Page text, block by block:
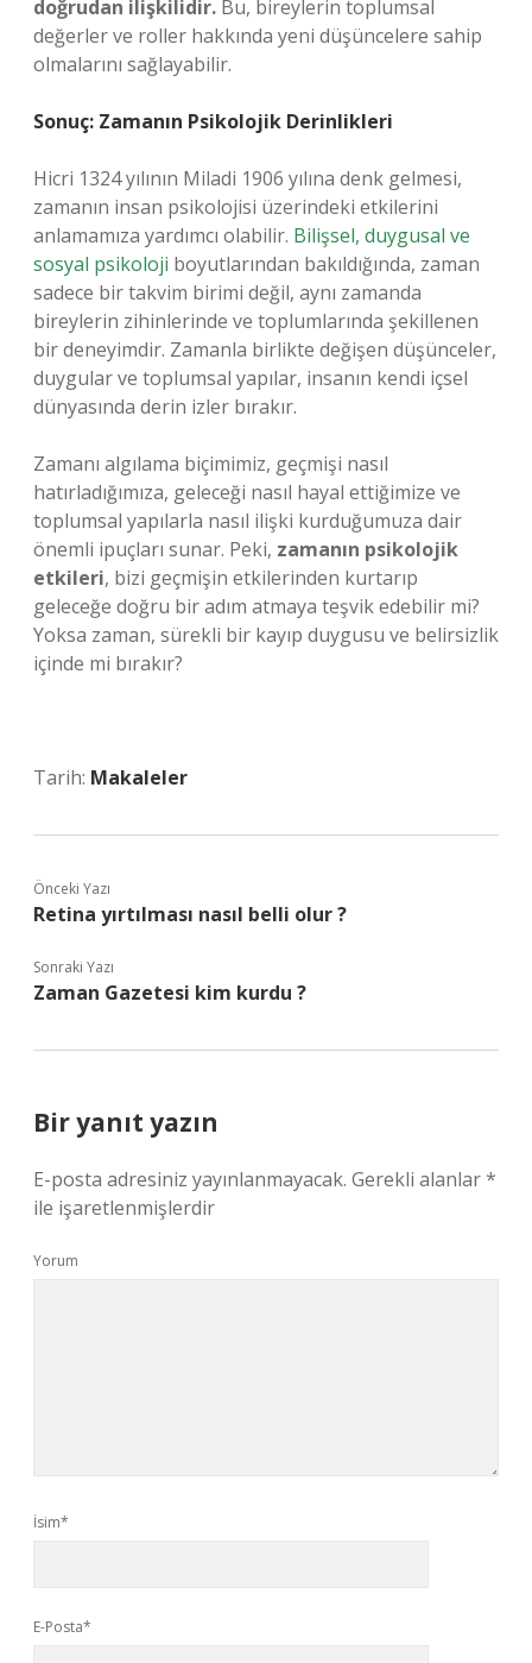
doğrudan ilişkilidir. Bu, bireylerin toplumsal
değerler ve roller hakkında yeni düşüncelere sahip
olmalarını sağlayabilir.
Sonuç: Zamanın Psikolojik Derinlikleri
Hicri 1324 yılının Miladi 1906 yılına denk gelmesi,
zamanın insan psikolojisi üzerindeki etkilerini
anlamamıza yardımcı olabilir. Bilişsel, duygusal ve
sosyal psikoloji boyutlarından bakıldığında, zaman
sadece bir takvim birimi değil, aynı zamanda
bireylerin zihinlerinde ve toplumlarında şekillenen
bir deneyimdir. Zamanla birlikte değişen düşünceler,
duygular ve toplumsal yapılar, insanın kendi içsel
dünyasında derin izler bırakır.
Zamanı algılama biçimimiz, geçmişi nasıl
hatırladığımıza, geleceği nasıl hayal ettiğimize ve
toplumsal yapılarla nasıl ilişki kurduğumuza dair
önemli ipuçları sunar. Peki, zamanın psikolojik
etkileri, bizi geçmişin etkilerinden kurtarıp
geleceğe doğru bir adım atmaya teşvik edebilir mi?
Yoksa zaman, sürekli bir kayıp duygusu ve belirsizlik
içinde mi bırakır?
Tarih: Makaleler
Önceki Yazı
Retina yırtılması nasıl belli olur ?
Sonraki Yazı
Zaman Gazetesi kim kurdu ?
Bir yanıt yazın
E-posta adresiniz yayınlanmayacak. Gerekli alanlar*
ile işaretlenmişlerdir
Yorum
İsim*
E-Posta*